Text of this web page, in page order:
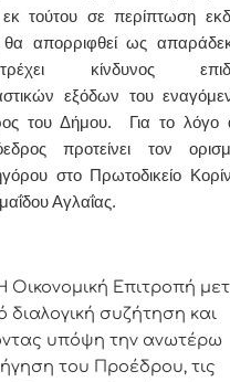
τούτου σε περίπτωση
θα απορριφθεί ως
κίνδυνος
εξόδων του
του Δήμου.
Για το λόγο
προτείνει τον
στο Πρωτοδικείο
Αγλαΐας.
Οικονομική Επιτροπή
διαλογική συζήτηση και
υπόψη την ανωτέρω
του Προέδρου, τις